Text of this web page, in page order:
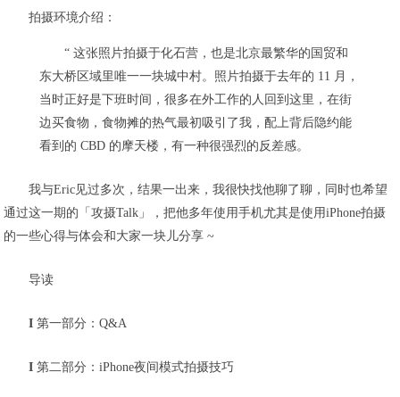
拍摄环境介绍：
“ 这张照片拍摄于化石营，也是北京最繁华的国贸和
东大桥区域里唯一一块城中村。照片拍摄于去年的 11 月，
当时正好是下班时间，很多在外工作的人回到这里，在街
边买食物，食物摊的热气最初吸引了我，配上背后隐约能
看到的 CBD 的摩天楼，有一种很强烈的反差感。
我与Eric见过多次，结果一出来，我很快找他聊了聊，同时也希望
通过这一期的「攻摄Talk」，把他多年使用手机尤其是使用iPhone拍摄
的一些心得与体会和大家一块儿分享 ~
导读
I第一部分：Q&A
I第二部分：iPhone夜间模式拍摄技巧